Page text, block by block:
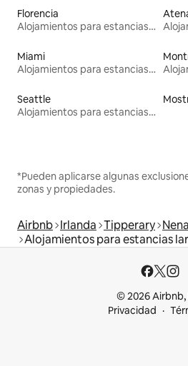
Florencia
Alojamientos para estancias largas
Miami
Alojamientos para estancias largas
Seattle
Alojamientos para estancias largas
*Pueden aplicarse algunas
zonas y propiedades.
Airbnb Irlanda Tipperary
Alojamientos para estancias
© 2026 Airbnb,
Privacidad